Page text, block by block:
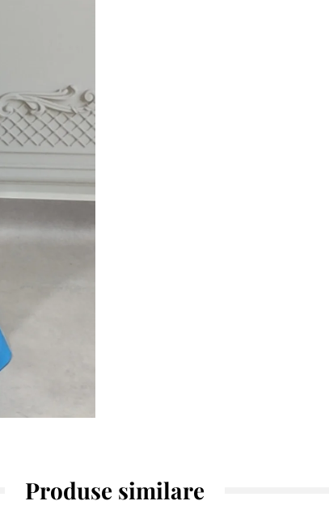
Produse similare